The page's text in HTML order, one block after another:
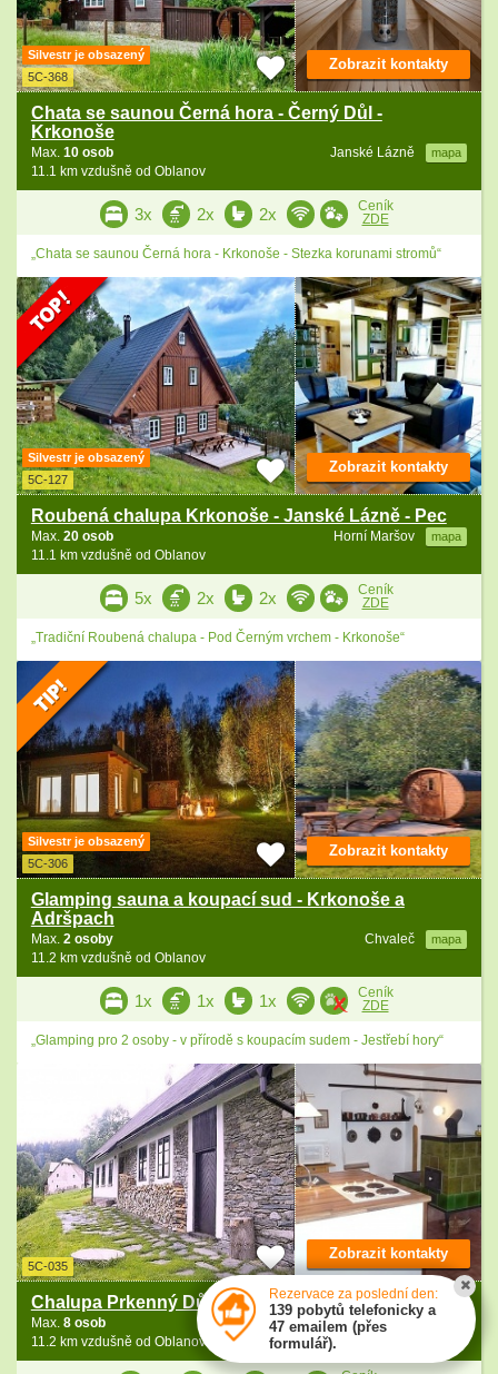
Silvestr je obsazený
5C-368
Chata se saunou Černá hora - Černý Důl -
Krkonoše
Janské Lázně mapa
Max. 10 osob
11.1 km vzdušně od Oblanov
Zobrazit kontakty
3x 2x 2x
Ceník
ZDE
„Chata se saunou Černá hora - Krkonoše - Stezka korunami stromů“
Silvestr je obsazený
5C-127
Roubená chalupa Krkonoše - Janské Lázně - Pec
Horní Maršov mapa
Max. 20 osob
11.1 km vzdušně od Oblanov
Zobrazit kontakty
5x 2x 2x
Ceník
ZDE
„Tradiční Roubená chalupa - Pod Černým vrchem - Krkonoše“
Silvestr je obsazený
5C-306
Glamping sauna a koupací sud - Krkonoše a
Adršpach
Chvaleč mapa
Max. 2 osoby
11.2 km vzdušně od Oblanov
Zobrazit kontakty
1x 1x 1x
Ceník
ZDE
„Glamping pro 2 osoby - v přírodě s koupacím sudem - Jestřebí hory“
5C-035
Chalupa Prkenný Důl - Janské Lázně - Krkonoše
Žacléř
Max. 8 osob
11.2 km vzdušně od Oblanov
Zobrazit kontakty
Rezervace za poslední den:
139 pobytů telefonicky a
47 emailem (přes
formulář).